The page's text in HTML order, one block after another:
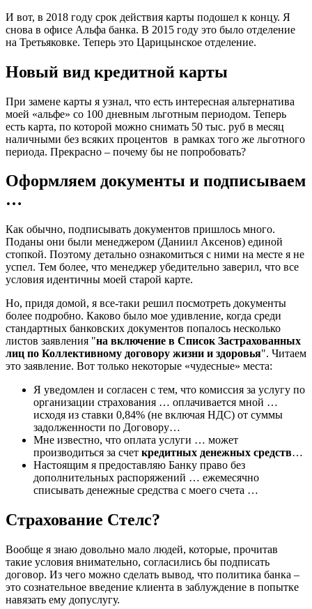
И вот, в 2018 году срок действия карты подошел к концу. Я
снова в офисе Альфа банка. В 2015 году это было отделение
на Третьяковке. Теперь это Царицынское отделение.
Новый вид кредитной карты
При замене карты я узнал, что есть интересная альтернатива
моей «альфе» со 100 дневным льготным периодом. Теперь
есть карта, по которой можно снимать 50 тыс. руб в месяц
наличными без всяких процентов в рамках того же льготного
периода. Прекрасно – почему бы не попробовать?
Оформляем документы и подписываем
…
Как обычно, подписывать документов пришлось много.
Поданы они были менеджером (Даниил Аксенов) единой
стопкой. Поэтому детально ознакомиться с ними на месте я не
успел. Тем более, что менеджер убедительно заверил, что все
условия идентичны моей старой карте.
Но, придя домой, я все-таки решил посмотреть документы
более подробно. Каково было мое удивление, когда среди
стандартных банковских документов попалось несколько
листов заявления "на включение в Список Застрахованных
лиц по Коллективному договору жизни и здоровья". Читаем
это заявление. Вот только некоторые «чудесные» места:
Я уведомлен и согласен с тем, что комиссия за услугу по
организации страхования … оплачивается мной …
исходя из ставки 0,84% (не включая НДС) от суммы
задолженности по Договору…
Мне известно, что оплата услуги … может
производиться за счет кредитных денежных средств…
Настоящим я предоставляю Банку право без
дополнительных распоряжений … ежемесячно
списывать денежные средства с моего счета …
Страхование Стелс?
Вообще я знаю довольно мало людей, которые, прочитав
такие условия внимательно, согласились бы подписать
договор. Из чего можно сделать вывод, что политика банка –
это сознательное введение клиента в заблуждение в попытке
навязать ему допуслугу.